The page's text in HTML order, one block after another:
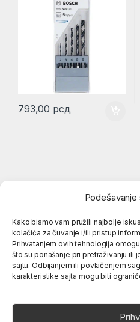
Kako bismo vam pružili najbolje
kolačića za čuvanje i/ili pristup
Prihvatanjem ovih tehnologija
što su ponašanje pri pretraživanju ili
sajtu. Odbijanjem ili povlačenjem
karakteristike sajta mogu biti
793,00 рсд
Popularne kategorije
O nama